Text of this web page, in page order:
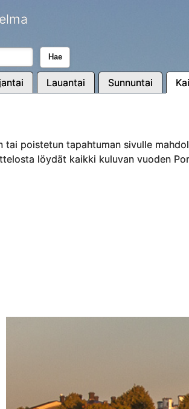
Hae
Lauantai Sunnuntai
tai poistetun tapahtuman sivulle
löydät kaikki kuluvan vuoden